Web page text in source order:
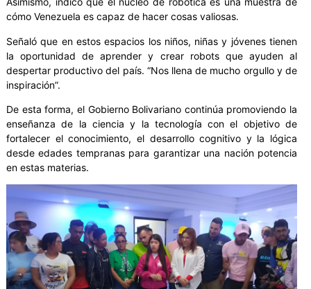
cómo Venezuela es capaz de hacer cosas valiosas.
Señaló que en estos espacios los niños, niñas y jóvenes tienen
la oportunidad de aprender y crear robots que ayuden al
despertar productivo del país. “Nos llena de mucho orgullo y de
inspiración”.
De esta forma, el Gobierno Bolivariano continúa promoviendo la
enseñanza de la ciencia y la tecnología con el objetivo de
fortalecer el conocimiento, el desarrollo cognitivo y la lógica
desde edades tempranas para garantizar una nación potencia
en estas materias.